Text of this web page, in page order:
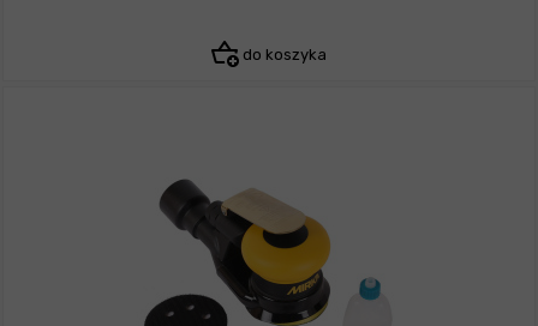
do koszyka